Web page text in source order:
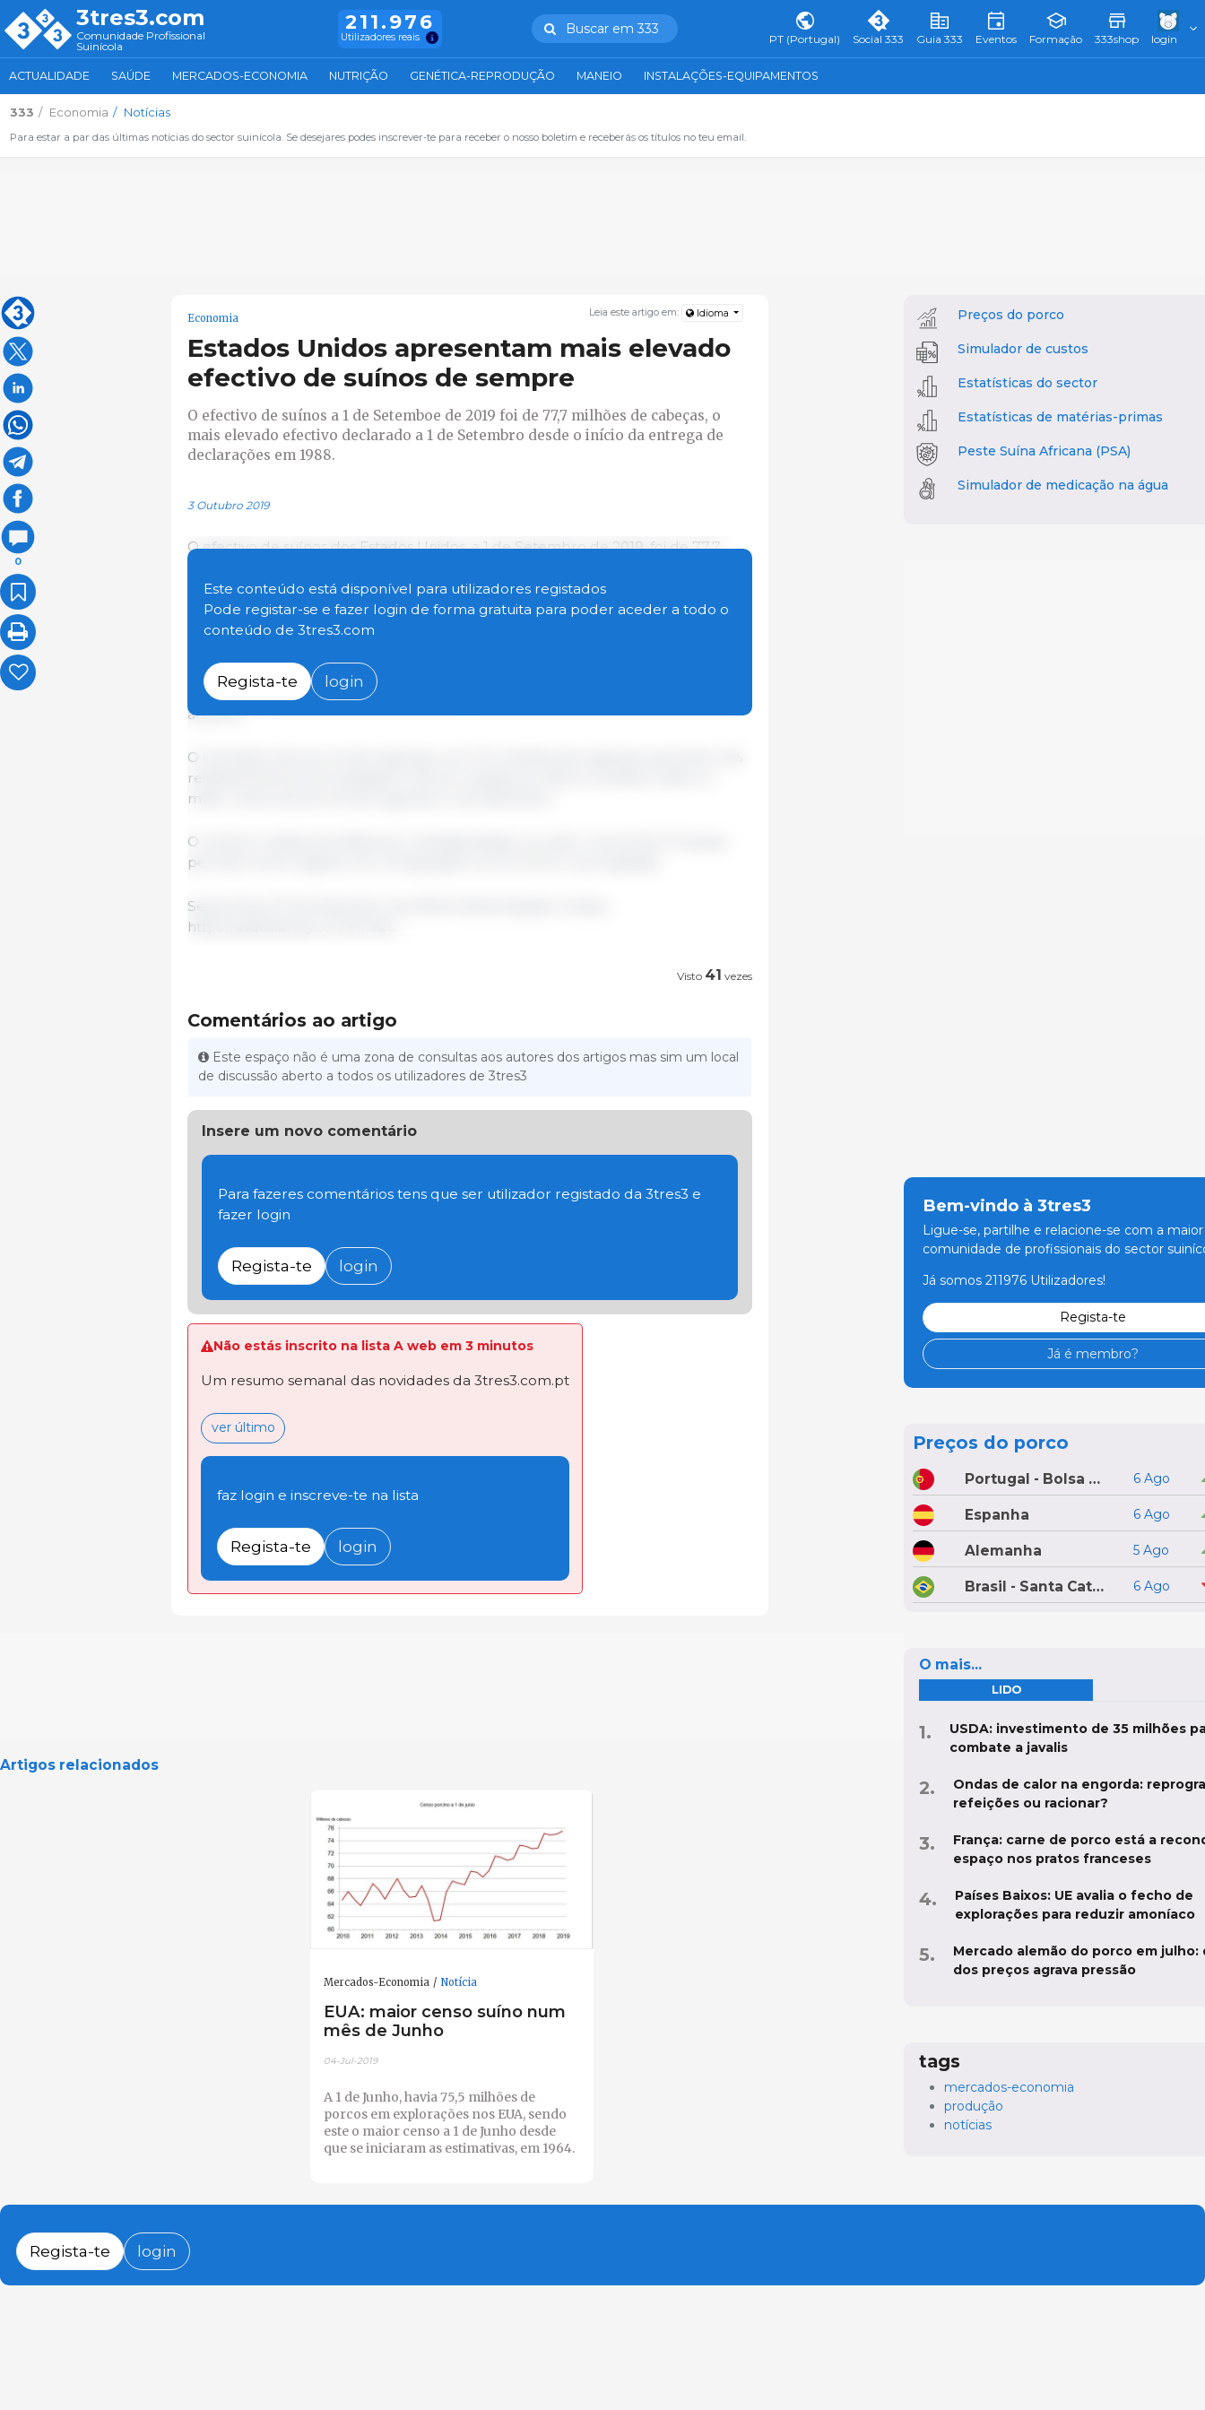
3tres3.com
Comunidade Profissional
Suinícola
211.976
Utilizadores reais
Buscar em 333
PT (Portugal) Social 333 Guia 333 Eventos Formação 333shop login
ACTUALIDADE SAÚDE MERCADOS-ECONOMIA NUTRIÇÃO GENÉTICA-REPRODUÇÃO MANEIO INSTALAÇÕES-EQUIPAMENTOS
333 Economia Notícias
Para estar a par das últimas notícias do sector suinícola. Se desejares podes inscrever-te para receber o nosso boletim e receberás os títulos no teu email.
0
Leia este artigo em: Idioma
Economia
Estados Unidos apresentam mais elevado
efectivo de suínos de sempre
O efectivo de suínos a 1 de Setemboe de 2019 foi de 77,7 milhões de cabeças, o
mais elevado efectivo declarado a 1 de Setembro desde o início da entrega de
declarações em 1988.
3 Outubro 2019
O efectivo de suínos dos Estados Unidos, a 1 de Setembro de 2019, foi de 77,7
período do ano anterior e outros 3% em comparação a 1 de Junho de 2019.
Trata-se do mais elevado efectivo de sempre declarado a 1 de Setembro desde
que se iniciaram as entregas de declarações de existências em 1988.
O inventário de reprodutores, com 6,43 milhões de cabeças, subiu 2%
relativamente ao ano passado e subiu ligeiramente relativamente ao trimestre
anterior.
O inventário de porcos de engorda, com 71,2 milhões de cabeças, aumentou 4%
relativamente ao ano passado e 3% em relação ao último trimestre. Este é o
maior censo de porcos de engorde a 1 de Setembro.
O número médio de leitões por ninhada atingiu um valor record de 11,11 parao
período Junho-Agosto, em comparação com os 10,72 o ano passado.
Sexta-Feira, 27 de Setembro de 2019/ USDA/ Estados Unidos.
https://usda.library.cornell.edu
Este conteúdo está disponível para utilizadores registados
Pode registar-se e fazer login de forma gratuita para poder aceder a todo o
conteúdo de 3tres3.com
Regista-te login
Visto 41 vezes
Comentários ao artigo
Este espaço não é uma zona de consultas aos autores dos artigos mas sim um local
de discussão aberto a todos os utilizadores de 3tres3
Insere um novo comentário
Para fazeres comentários tens que ser utilizador registado da 3tres3 e
fazer login
Regista-te login
Não estás inscrito na lista A web em 3 minutos
Um resumo semanal das novidades da 3tres3.com.pt
ver último
faz login e inscreve-te na lista
Regista-te login
Artigos relacionados
Mercados-Economia Notícia
EUA: maior censo suíno num
mês de Junho
04-Jul-2019
A 1 de Junho, havia 75,5 milhões de
porcos em explorações nos EUA, sendo
este o maior censo a 1 de Junho desde
que se iniciaram as estimativas, em 1964.
Preços do porco
Simulador de custos
Estatísticas do sector
Estatísticas de matérias-primas
Peste Suína Africana (PSA)
Simulador de medicação na água
Bem-vindo à 3tres3
Ligue-se, partilhe e relacione-se com a maior
comunidade de profissionais do sector
Já somos 211976 Utilizadores!
Regista-te
Já é membro?
Preços do porco
Portugal - Bolsa do Porco do Montijo 6 Ago
Espanha 6 Ago
Alemanha 5 Ago
Brasil - Santa Catarina 6 Ago
O mais...
LIDO
USDA: investimento de 35 milhões
combate a javalis
Ondas de calor na engorda:
refeições ou racionar?
França: carne de porco está a
espaço nos pratos franceses
Países Baixos: UE avalia o fecho de
explorações para reduzir amoníaco
Mercado alemão do porco em julho:
dos preços agrava pressão
tags
mercados-economia
produção
notícias
Regista-te login